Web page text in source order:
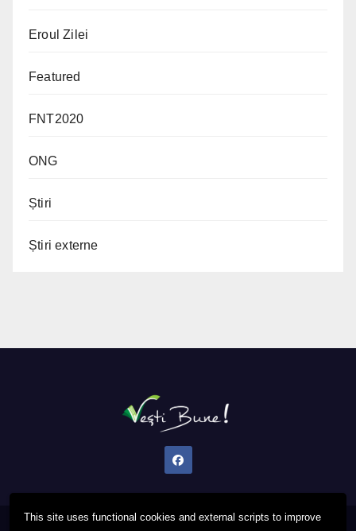
This site uses functional cookies and external scripts to improve
Eroul Zilei
Featured
FNT2020
ONG
Știri
Știri externe